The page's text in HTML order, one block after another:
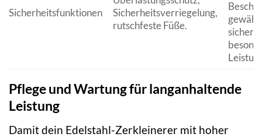
Sicherheitsfunktionen
Sicherheitsverriegelung,
rutschfeste Füße.
Pflege und Wartung für langanhaltende
Leistung
Damit dein Edelstahl-Zerkleinerer mit hoher